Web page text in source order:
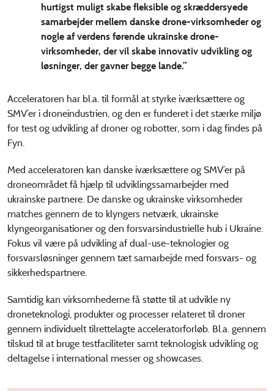
hurtigst muligt skabe fleksible og skræddersyede
samarbejder mellem danske drone-virksomheder og
nogle af verdens førende ukrainske drone-
virksomheder, der vil skabe innovativ udvikling og
løsninger, der gavner begge lande.”
Acceleratoren har bl.a. til formål at styrke iværksættere og
SMV’er i droneindustrien, og den er funderet i det stærke miljø
for test og udvikling af droner og robotter, som i dag findes på
Fyn.
Med acceleratoren kan danske iværksættere og SMV’er på
droneområdet få hjælp til udviklingssamarbejder med
ukrainske partnere. De danske og ukrainske virksomheder
matches gennem de to klyngers netværk, ukrainske
klyngeorganisationer og den forsvarsindustrielle hub i Ukraine.
Fokus vil være på udvikling af dual-use-teknologier og
forsvarsløsninger gennem tæt samarbejde med forsvars- og
sikkerhedspartnere.
Samtidig kan virksomhederne få støtte til at udvikle ny
droneteknologi, produkter og processer relateret til droner
gennem individuelt tilrettelagte acceleratorforløb. Bl.a. gennem
tilskud til at bruge testfaciliteter samt teknologisk udvikling og
deltagelse i international messer og showcases.